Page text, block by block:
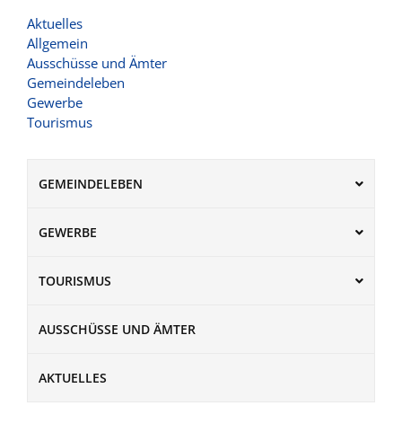
Aktuelles
Allgemein
Ausschüsse und Ämter
Gemeindeleben
Gewerbe
Tourismus
GEMEINDELEBEN
GEWERBE
TOURISMUS
AUSSCHÜSSE UND ÄMTER
AKTUELLES